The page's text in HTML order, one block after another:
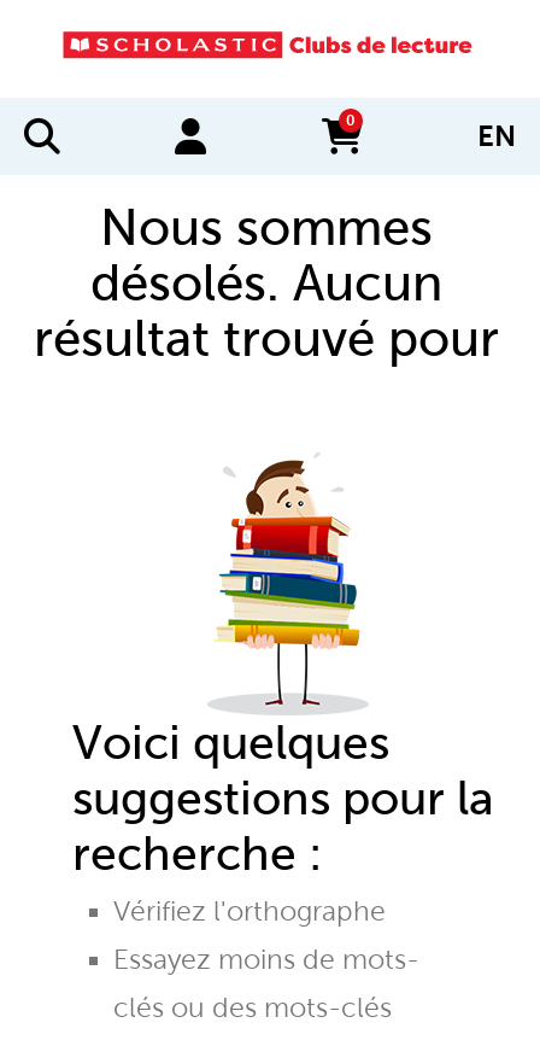
0
items in cart EN
Nous sommes
désolés. Aucun
résultat trouvé pour
Voici quelques
suggestions pour la
recherche :
Vérifiez l'orthographe
Essayez moins de mots-
clés ou des mots-clés